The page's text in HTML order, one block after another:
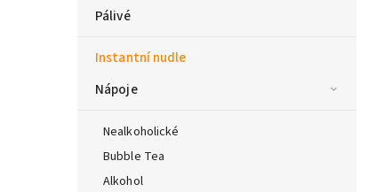
Pálivé
Instantní nudle
Nápoje
Nealkoholické
Bubble Tea
Alkohol